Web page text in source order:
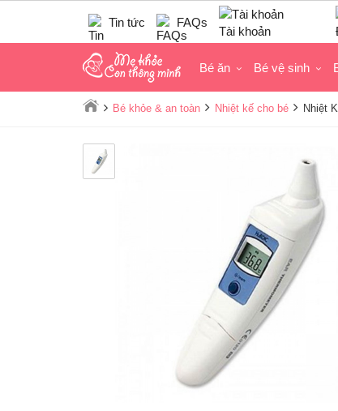
Tin tức FAQs
Tài khoản
Bé ăn Bé vệ sinh
Bé khỏe & an toàn Nhiệt kế cho bé Nhiệt